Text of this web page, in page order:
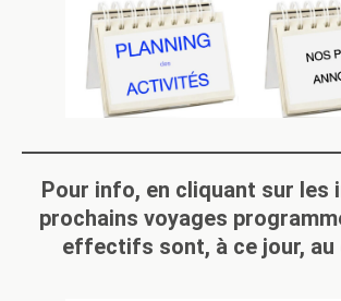
Pour info, en cliquant sur les
prochains voyages
effectifs sont, à ce jour, au